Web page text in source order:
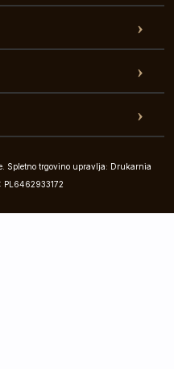
Spletno trgovino upravlja: Drukarnia
PL6462933172